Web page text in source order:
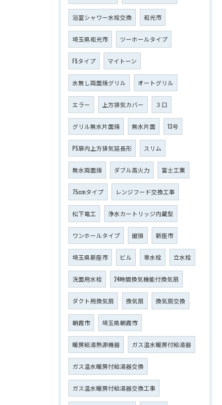
浴室シャワー水栓交換 和光市
埼玉県和光市 ツーホールタイプ
FSタイプ マイトーン
水無し両面焼グリル オートグリル
エラー 上方排気カバー ３口
グリル無水片面焼 無水片面 13号
PS扉内上方排気延長形 スリム
無水両面焼 ダブル高火力 富士工業
75cmタイプ レンジフード交換工事
松下電工 浄水カートリッジ内蔵型
ワンホールタイプ 破損 新座市
埼玉県新座市 ビル 単水栓 立水栓
洗面用水栓 24時間換気機能付換気扇
ダクト用換気扇 換気扇 換気扇交換
朝霞市 埼玉県朝霞市
暖房給湯熱源機器 ガス温水暖房付給湯器
ガス温水暖房付給湯器交換
ガス温水暖房付給湯器交換工事